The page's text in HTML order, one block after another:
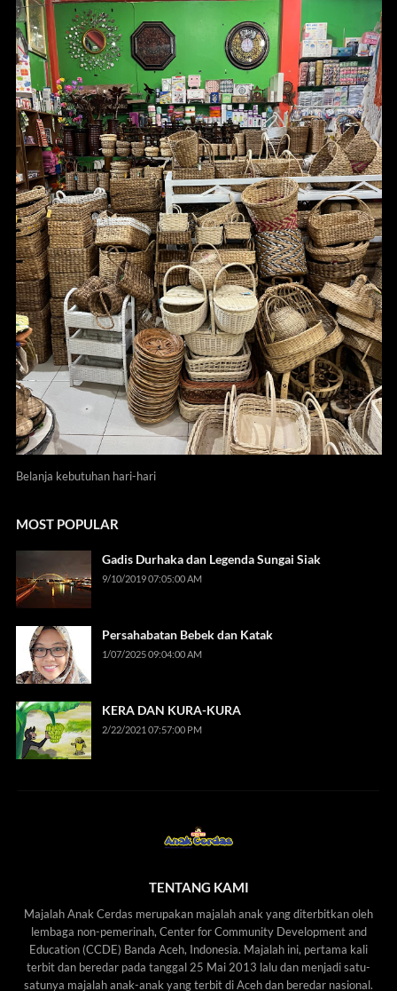
Belanja kebutuhan hari-hari
MOST POPULAR
Gadis Durhaka dan Legenda Sungai Siak
9/10/2019 07:05:00 AM
Persahabatan Bebek dan Katak
1/07/2025 09:04:00 AM
KERA DAN KURA-KURA
2/22/2021 07:57:00 PM
TENTANG KAMI
Majalah Anak Cerdas merupakan majalah anak yang diterbitkan oleh
lembaga non-pemerinah, Center for Community Development and
Education (CCDE) Banda Aceh, Indonesia. Majalah ini, pertama kali
terbit dan beredar pada tanggal 25 Mai 2013 lalu dan menjadi satu-
satunya majalah anak-anak yang terbit di Aceh dan beredar nasional.